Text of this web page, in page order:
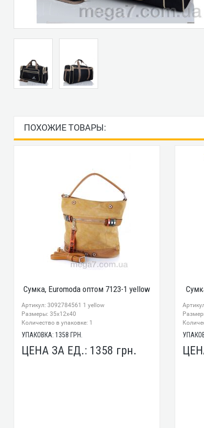
ПОХОЖИЕ ТОВАРЫ:
Сумка, Euromoda оптом 7123-1 yellow
Артикул: 3092784561 1 yellow
Размеры: 35x12x40
Количество в упаковке: 1
УПАКОВКА:1358 ГРН.
ЦЕНА ЗА ЕД.: 1358 грн.